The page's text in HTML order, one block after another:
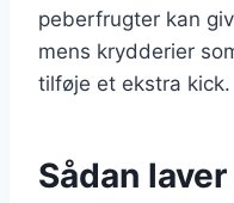
peberfrugter kan
mens krydderier
tilføje et ekstra kick.
Sådan